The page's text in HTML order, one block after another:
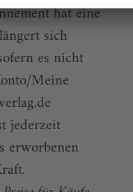
hat eine
sich
es nicht
Meine
jederzeit
erworbenen